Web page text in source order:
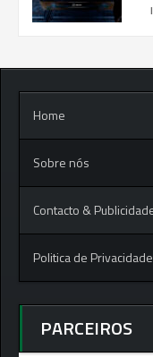
Home
Sobre nós
Contacto &
Politica de Privacidade
PARCEIROS